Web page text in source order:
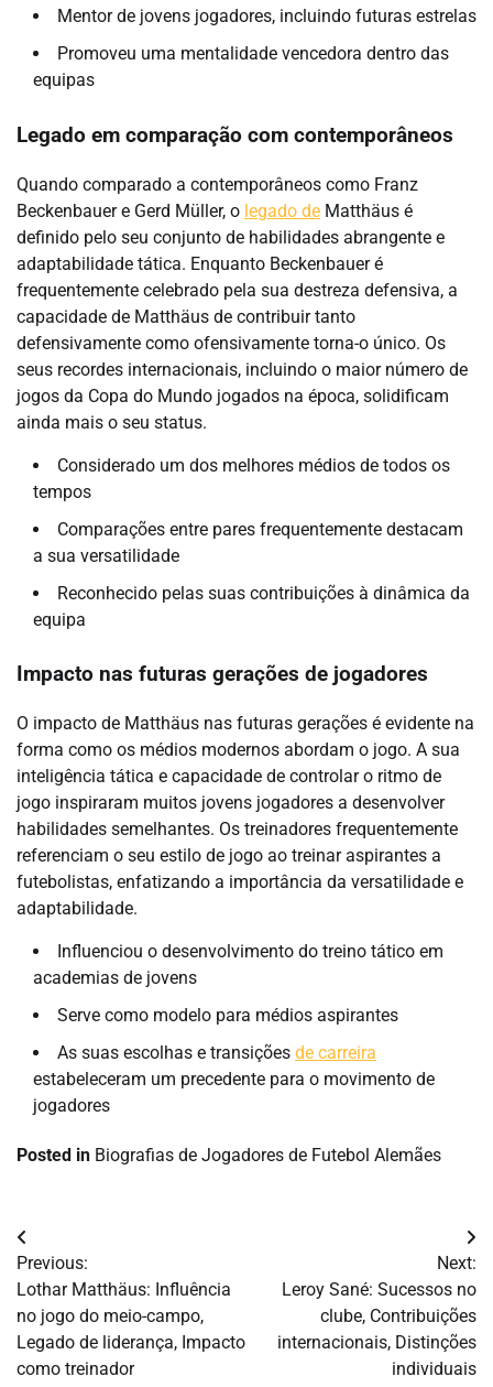
Mentor de jovens jogadores, incluindo futuras estrelas
Promoveu uma mentalidade vencedora dentro das
equipas
Legado em comparação com contemporâneos
Quando comparado a contemporâneos como Franz
Beckenbauer e Gerd Müller, o legado de Matthäus é
definido pelo seu conjunto de habilidades abrangente e
adaptabilidade tática. Enquanto Beckenbauer é
frequentemente celebrado pela sua destreza defensiva, a
capacidade de Matthäus de contribuir tanto
defensivamente como ofensivamente torna-o único. Os
seus recordes internacionais, incluindo o maior número de
jogos da Copa do Mundo jogados na época, solidificam
ainda mais o seu status.
Considerado um dos melhores médios de todos os
tempos
Comparações entre pares frequentemente destacam
a sua versatilidade
Reconhecido pelas suas contribuições à dinâmica da
equipa
Impacto nas futuras gerações de jogadores
O impacto de Matthäus nas futuras gerações é evidente na
forma como os médios modernos abordam o jogo. A sua
inteligência tática e capacidade de controlar o ritmo de
jogo inspiraram muitos jovens jogadores a desenvolver
habilidades semelhantes. Os treinadores frequentemente
referenciam o seu estilo de jogo ao treinar aspirantes a
futebolistas, enfatizando a importância da versatilidade e
adaptabilidade.
Influenciou o desenvolvimento do treino tático em
academias de jovens
Serve como modelo para médios aspirantes
As suas escolhas e transições de carreira
estabeleceram um precedente para o movimento de
jogadores
Posted in Biografias de Jogadores de Futebol Alemães
Post
navigation
Previous:
Lothar Matthäus: Influência
no jogo do meio-campo,
Legado de liderança, Impacto
como treinador
Next:
Leroy Sané: Sucessos no
clube, Contribuições
internacionais, Distinções
individuais